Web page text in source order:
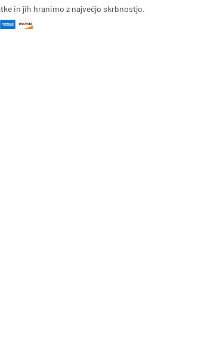
in jih hranimo z največjo skrbnostjo.